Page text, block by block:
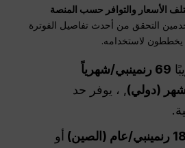
الأسعار والتوافر حسب المنصة
التحقق من أحدث تفاصيل الفوترة
يخططون لاستخدامه.
69 رنمينبي/شهرياً
, ، يوفر حد
(الصين)
أو